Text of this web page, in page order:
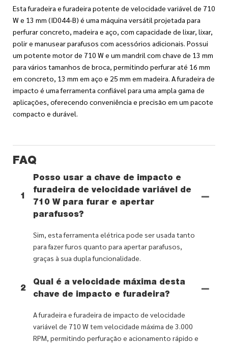
Esta furadeira e furadeira potente de velocidade variável de 710
W e 13 mm (ID044-B) é uma máquina versátil projetada para
perfurar concreto, madeira e aço, com capacidade de lixar, lixar,
polir e manusear parafusos com acessórios adicionais. Possui
um potente motor de 710 W e um mandril com chave de 13 mm
para vários tamanhos de broca, permitindo perfurar até 16 mm
em concreto, 13 mm em aço e 25 mm em madeira. A furadeira de
impacto é uma ferramenta confiável para uma ampla gama de
aplicações, oferecendo conveniência e precisão em um pacote
compacto e durável.
FAQ
1
Posso usar a chave de impacto e
furadeira de velocidade variável de
710 W para furar e apertar
parafusos?
Sim, esta ferramenta elétrica pode ser usada tanto
para fazer furos quanto para apertar parafusos,
graças à sua dupla funcionalidade.
2
Qual é a velocidade máxima desta
chave de impacto e furadeira?
A furadeira e furadeira de impacto de velocidade
variável de 710 W tem velocidade máxima de 3.000
RPM, permitindo perfuração e acionamento rápido e